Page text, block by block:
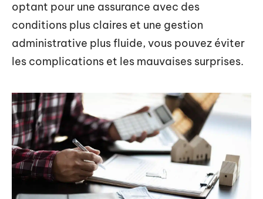
optant pour une assurance avec des
conditions plus claires et une gestion
administrative plus fluide, vous pouvez éviter
les complications et les mauvaises surprises.